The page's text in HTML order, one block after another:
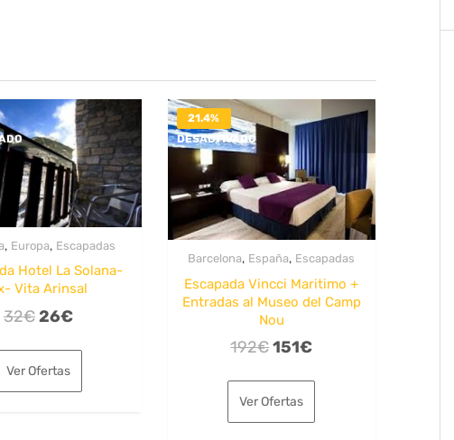
, Europa, Escapadas
Hotel La Solana-
Vita Arinsal
32€El
original
era:
26€El
es:
Ver Ofertas
21.4%
DESACTIVADO
Barcelona, España, Escapadas
Escapada Vincci Maritimo +
Entradas al Museo del Camp
Nou
192€El
original
era:
151€El
es:
Ver Ofertas